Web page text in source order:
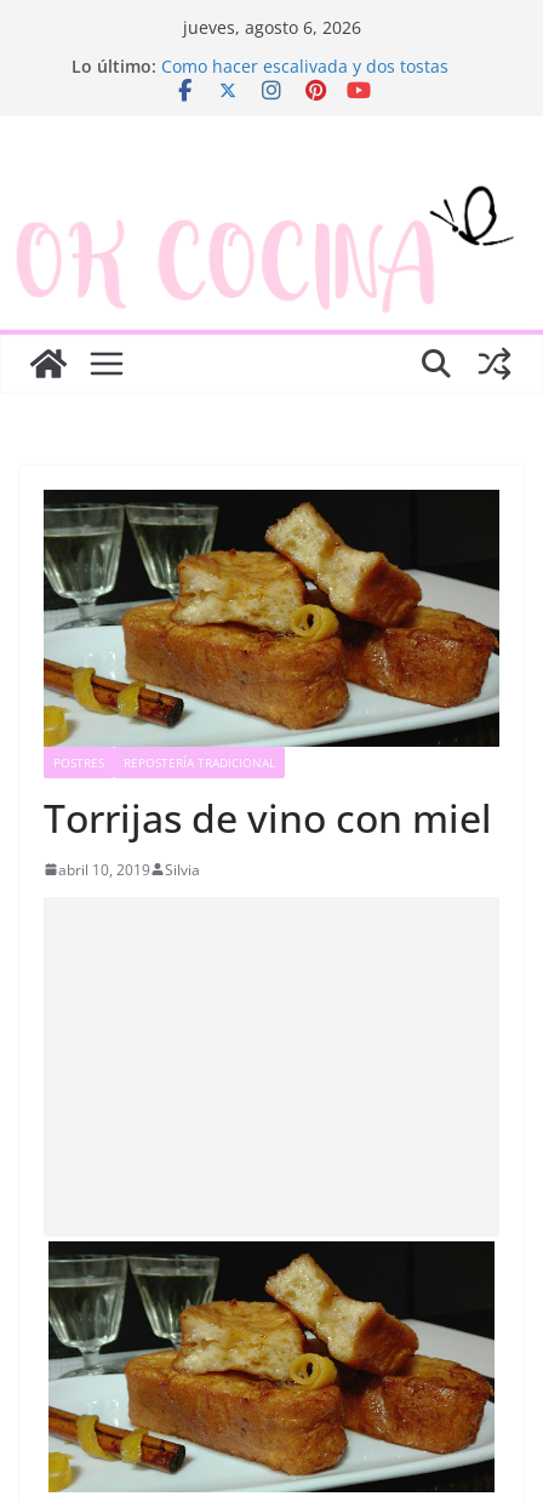
jueves, agosto 6, 2026
Lo último: Como hacer escalivada y dos tostas
Trenza de hojaldre con jamón y queso
POSTRES REPOSTERÍA TRADICIONAL
Torrijas de vino con miel
abril 10, 2019 Silvia